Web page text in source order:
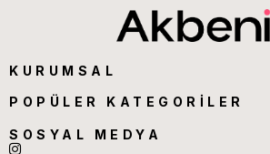
KURUMSAL
POPÜLER KATEGORİLER
SOSYAL MEDYA